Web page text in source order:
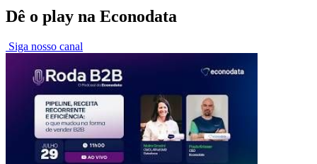
Dê o play na Econodata
Siga nosso canal